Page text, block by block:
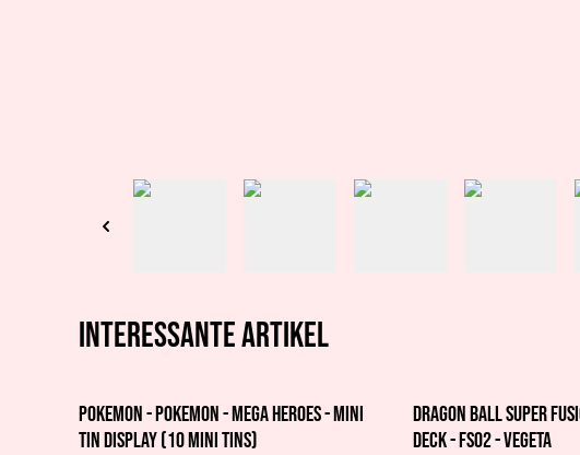
Interessante artikel
%
Pokemon - Pokemon - Mega Heroes - Mini
Tin Display (10 Mini Tins)
%
Dragon Ball Super
Deck - FS02 - Vegeta